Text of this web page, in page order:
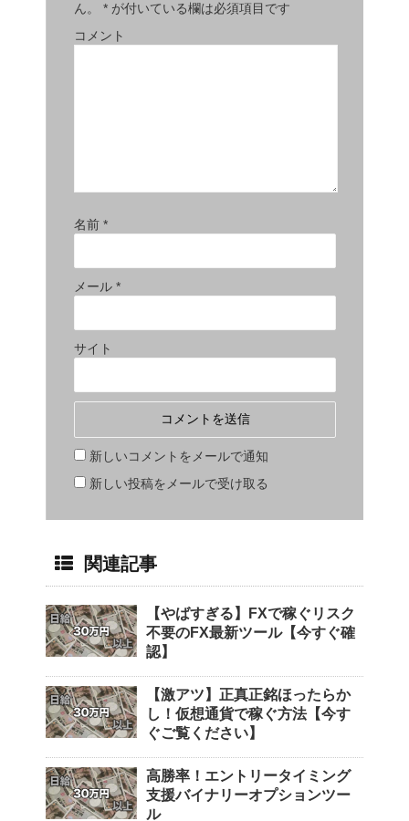
ん。
* が付いている欄は必須項目です
コメント
名前 *
メール *
サイト
新しいコメントをメールで通知
新しい投稿をメールで受け取る
関連記事
【やばすぎる】FXで稼ぐリスク
不要のFX最新ツール【今すぐ確
認】
【激アツ】正真正銘ほったらか
し！仮想通貨で稼ぐ方法【今す
ぐご覧ください】
高勝率！エントリータイミング
支援バイナリーオプションツー
ル